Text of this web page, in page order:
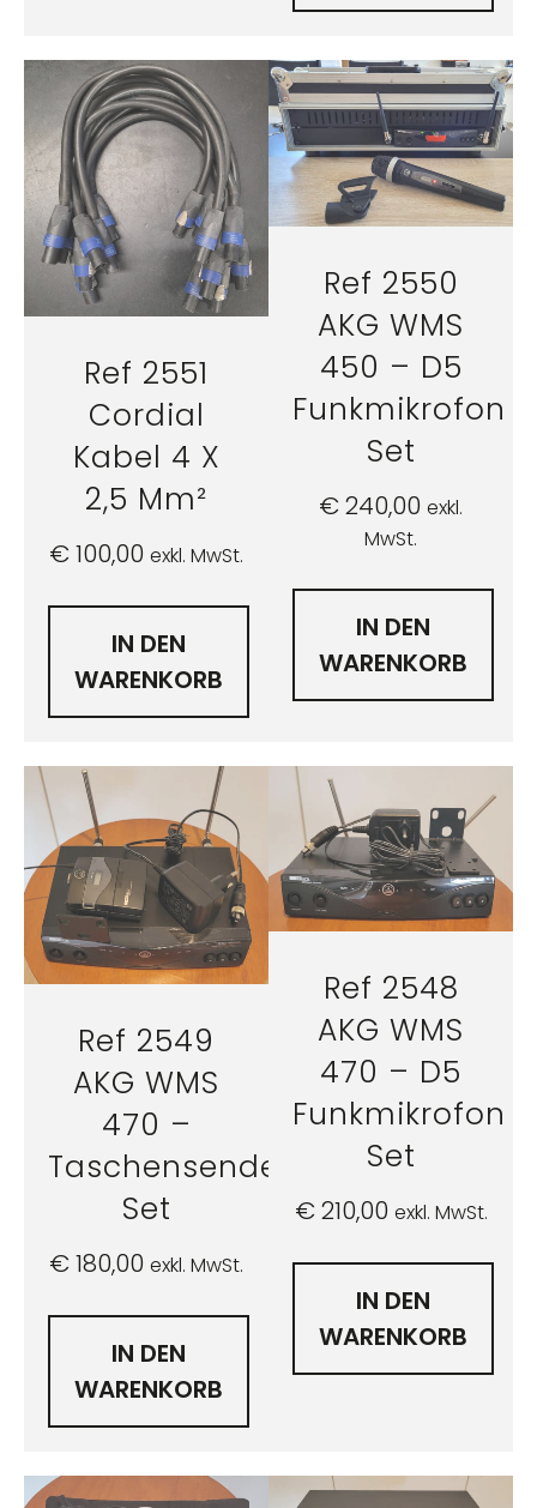
Ref 2551
Cordial
Kabel 4 X
2,5 Mm²
€100,00 exkl. MwSt.
IN DEN
WARENKORB
Ref 2550
AKG WMS
450 – D5
Funkmikrofon
Set
€240,00 exkl.
MwSt.
IN DEN
WARENKORB
Ref 2549
AKG WMS
470 –
Taschensender
Set
€180,00 exkl. MwSt.
IN DEN
WARENKORB
Ref 2548
AKG WMS
470 – D5
Funkmikrofon
Set
€210,00 exkl. MwSt.
IN DEN
WARENKORB